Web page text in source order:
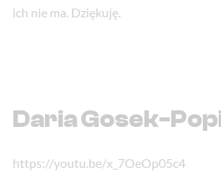
ich nie ma. Dziękuję.
Daria Gosek-
https://youtu.be/x_7OeOp05c4